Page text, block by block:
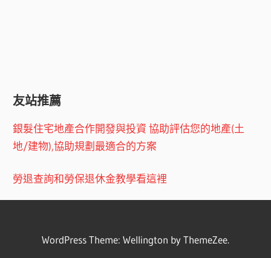
友站推薦
銀髮住宅地產合作開發與投資 協助評估您的地產(土
地/建物),協助規劃最適合的方案
勞退查詢和勞保退休金教學看這裡
WordPress Theme: Wellington by ThemeZee.